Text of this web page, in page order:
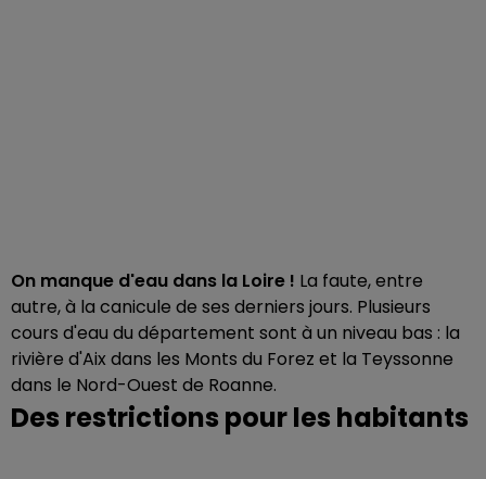
On manque d'eau dans la Loire ! La faute, entre
autre, à la canicule de ses derniers jours. Plusieurs
cours d'eau du département sont à un niveau bas : la
rivière d'Aix dans les Monts du Forez et la Teyssonne
dans le Nord-Ouest de Roanne.
Des restrictions pour les habitants